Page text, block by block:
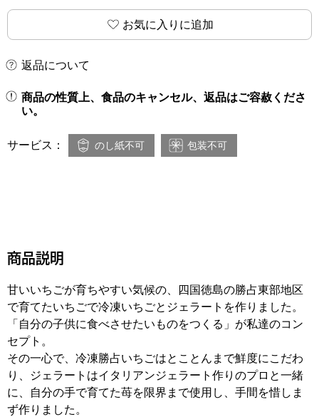
お気に入りに追加
返品について
商品の性質上、食品のキャンセル、返品はご容赦くださ
い。
サービス： のし紙不可 包装不可
商品説明
甘いいちごが育ちやすい気候の、四国徳島の勝占東部地区
で育てたいちごで冷凍いちごとジェラートを作りました。
「自分の子供に食べさせたいものをつくる」が私達のコン
セプト。
その一心で、冷凍勝占いちごはとことんまで鮮度にこだわ
り、ジェラートはイタリアンジェラート作りのプロと一緒
に、自分の手で育てた苺を限界まで使用し、手間を惜しま
ず作りました。